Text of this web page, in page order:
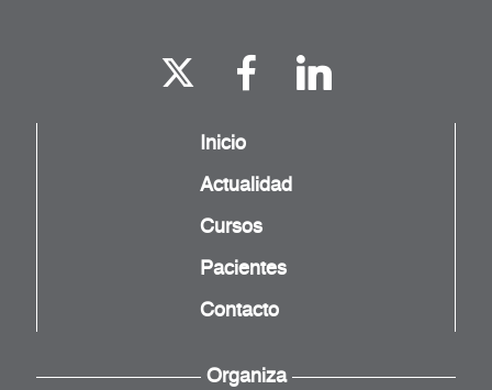
Inicio
Actualidad
Cursos
Pacientes
Contacto
Organiza